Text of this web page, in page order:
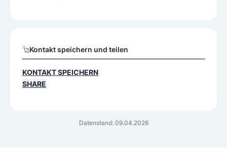
Datenstand: 09.04.2026
Kontakt speichern und teilen
KONTAKT SPEICHERN
SHARE